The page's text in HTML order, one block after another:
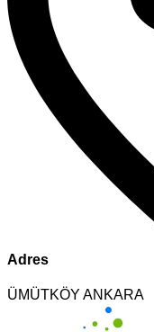
Adres
ÜMÜTKÖY ANKARA